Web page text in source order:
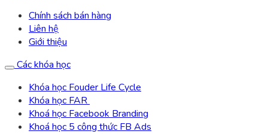
Chính sách bán hàng
Liên hệ
Giới thiệu
Các khóa học
Khóa học Fouder Life Cycle
Khóa học FAR
Khoá học Facebook Branding
Khoá học 5 công thức FB Ads